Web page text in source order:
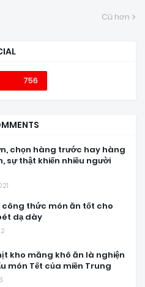
Cũ hơn
756
chọn hàng trước hay hàng
sự thật khiến nhiều người
công thức món ăn tốt cho
dạ dày
kho măng khô ăn là nghiện
món Tết của miền Trung